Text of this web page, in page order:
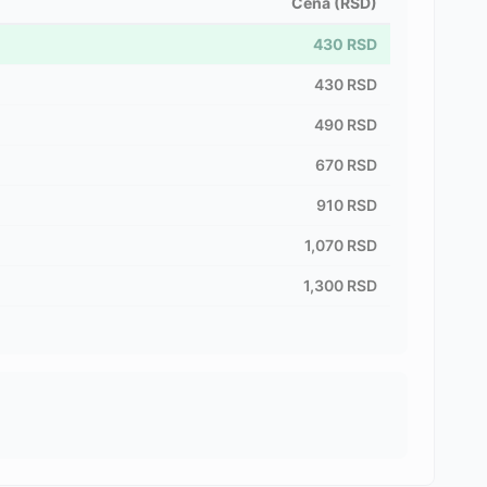
430 RSD
430 RSD
490 RSD
670 RSD
910 RSD
1,070 RSD
1,300 RSD